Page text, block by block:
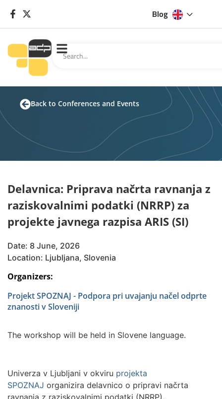
Blog
Back to Conferences and Events
Delavnica: Priprava načrta ravnanja z
raziskovalnimi podatki (NRRP) za
projekte javnega razpisa ARIS (SI)
Date: 8 June, 2026
Location: Ljubljana, Slovenia
Organizers:
Projekt SPOZNAJ - Podpora pri uvajanju načel odprte
znanosti v Sloveniji
The workshop will be held in Slovene language.
Univerza v Ljubljani v okviru projekta
SPOZNAJ organizira delavnico o pripravi načrta
ravnanja z raziskovalnimi podatki (NRRP).